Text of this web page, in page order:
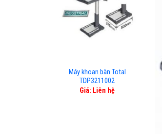
Máy khoan bàn Total
TDP3211002
Giá: Liên hệ